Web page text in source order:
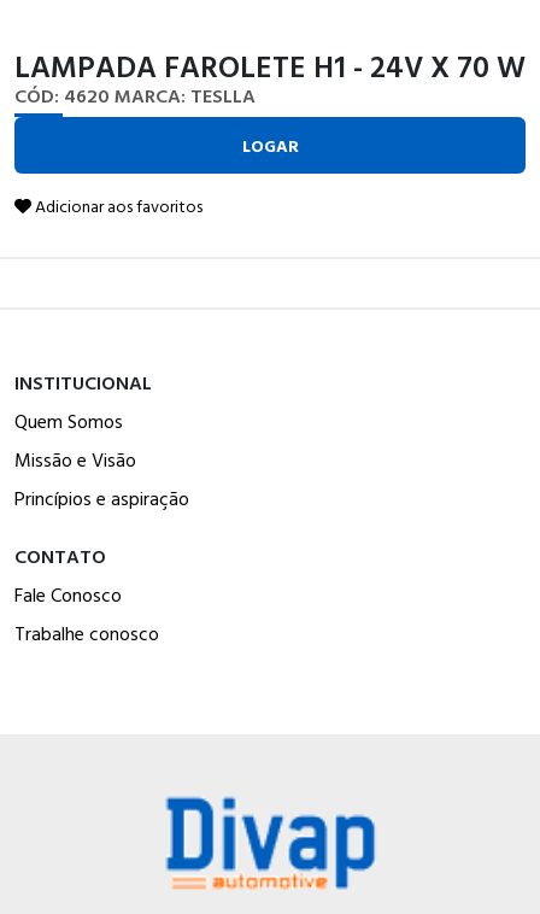
LAMPADA FAROLETE H1 - 24V X 70 W
CÓD: 4620 MARCA: TESLLA
LOGAR
Adicionar aos favoritos
INSTITUCIONAL
Quem Somos
Missão e Visão
Princípios e aspiração
CONTATO
Fale Conosco
Trabalhe conosco